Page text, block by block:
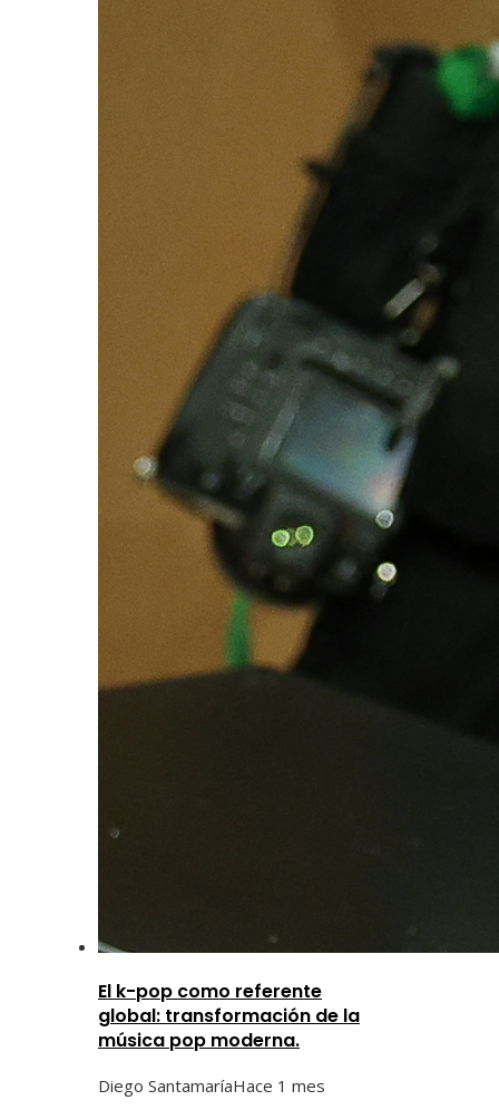
El k-pop como referente
global: transformación de la
música pop moderna.
Diego SantamaríaHace 1 mes